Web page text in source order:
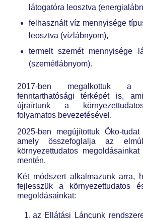
látogatóra leosztva
felhasznált víz mennyisége
leosztva (vízlábnyom),
termelt szemét mennyisége
(szemétlábnyom).
2017-ben megalkottuk a
fenntarthatósági térképét is,
újraírtunk a
folyamatos bevezetésével.
2025-ben megújítottuk Öko-tudat
amely összefoglalja az
környezettudatos
mentén.
Két módszert alkalmazunk arra,
fejlesszük a környezettudatos
megoldásainkat:
az Ellátási Láncunk